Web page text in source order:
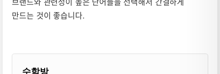
브랜드와 관련성이 높은 단어들을 선택해서 간결하게
만드는 것이 좋습니다.
블로거 & 출판 교재 소개
수학방